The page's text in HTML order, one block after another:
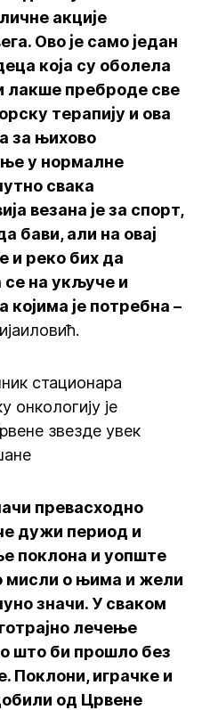
акције
Ово је само један
која су оболела
лакше преброде све
терапију и ова
за њихово
у нормалне
свака
везана је за спорт,
бави, али на овај
и реко бих да
се на укључе и
је потребна –
стационара
онкологију је
звезде увек
превасходно
дужи период и
поклона и уопште
о њима и жели
значи. У сваком
лечење
што би прошло без
Поклони, играчке и
од Црвене